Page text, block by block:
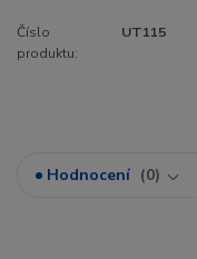
Číslo
produktu:
UT115
Hodnocení 0